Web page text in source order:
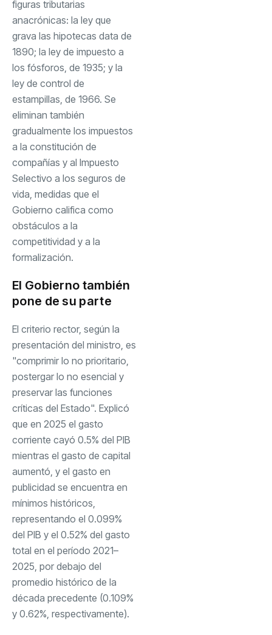
figuras tributarias
anacrónicas: la ley que
grava las hipotecas data de
1890; la ley de impuesto a
los fósforos, de 1935; y la
ley de control de
estampillas, de 1966. Se
eliminan también
gradualmente los impuestos
a la constitución de
compañías y al Impuesto
Selectivo a los seguros de
vida, medidas que el
Gobierno califica como
obstáculos a la
competitividad y a la
formalización.
El Gobierno también
pone de su parte
El criterio rector, según la
presentación del ministro, es
"comprimir lo no prioritario,
postergar lo no esencial y
preservar las funciones
críticas del Estado". Explicó
que en 2025 el gasto
corriente cayó 0.5% del PIB
mientras el gasto de capital
aumentó, y el gasto en
publicidad se encuentra en
mínimos históricos,
representando el 0.099%
del PIB y el 0.52% del gasto
total en el período 2021–
2025, por debajo del
promedio histórico de la
década precedente (0.109%
y 0.62%, respectivamente).